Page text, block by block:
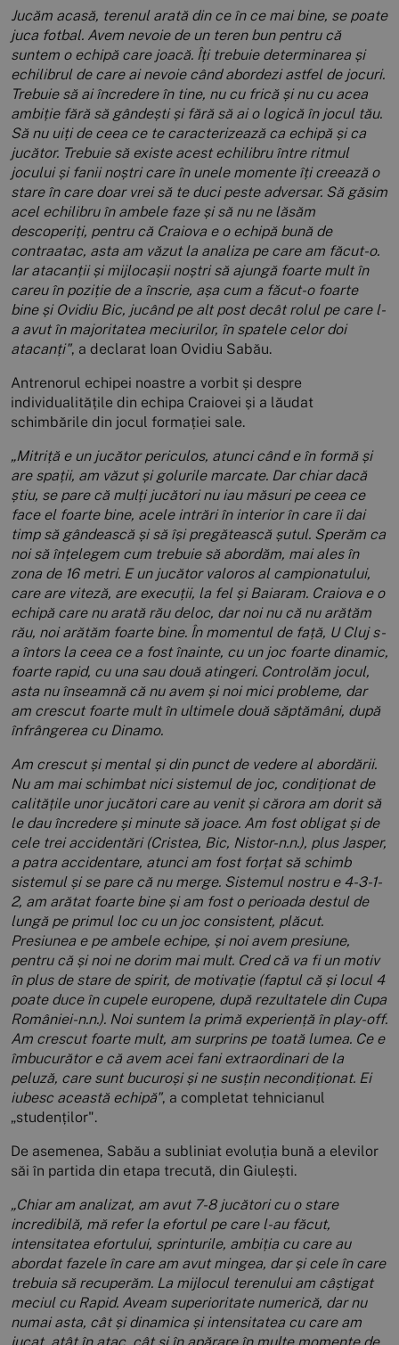
Jucăm acasă, terenul arată din ce în ce mai bine, se poate
juca fotbal. Avem nevoie de un teren bun pentru că
suntem o echipă care joacă. Îți trebuie determinarea și
echilibrul de care ai nevoie când abordezi astfel de jocuri.
Trebuie să ai încredere în tine, nu cu frică și nu cu acea
ambiție fără să gândești și fără să ai o logică în jocul tău.
Să nu uiți de ceea ce te caracterizează ca echipă și ca
jucător. Trebuie să existe acest echilibru între ritmul
jocului și fanii noștri care în unele momente îți creează o
stare în care doar vrei să te duci peste adversar. Să găsim
acel echilibru în ambele faze și să nu ne lăsăm
descoperiți, pentru că Craiova e o echipă bună de
contraatac, asta am văzut la analiza pe care am făcut-o.
Iar atacanții și mijlocașii noștri să ajungă foarte mult în
careu în poziție de a înscrie, așa cum a făcut-o foarte
bine și Ovidiu Bic, jucând pe alt post decât rolul pe care l-
a avut în majoritatea meciurilor, în spatele celor doi
atacanți", a declarat Ioan Ovidiu Sabău.
Antrenorul echipei noastre a vorbit și despre
individualitățile din echipa Craiovei și a lăudat
schimbările din jocul formației sale.
„Mitriță e un jucător periculos, atunci când e în formă și
are spații, am văzut și golurile marcate. Dar chiar dacă
știu, se pare că mulți jucători nu iau măsuri pe ceea ce
face el foarte bine, acele intrări în interior în care îi dai
timp să gândească și să își pregătească șutul. Sperăm ca
noi să înțelegem cum trebuie să abordăm, mai ales în
zona de 16 metri. E un jucător valoros al campionatului,
care are viteză, are execuții, la fel și Baiaram. Craiova e o
echipă care nu arată rău deloc, dar noi nu că nu arătăm
rău, noi arătăm foarte bine. În momentul de față, U Cluj s-
a întors la ceea ce a fost înainte, cu un joc foarte dinamic,
foarte rapid, cu una sau două atingeri. Controlăm jocul,
asta nu înseamnă că nu avem și noi mici probleme, dar
am crescut foarte mult în ultimele două săptămâni, după
înfrângerea cu Dinamo.
Am crescut și mental și din punct de vedere al abordării.
Nu am mai schimbat nici sistemul de joc, condiționat de
calitățile unor jucători care au venit și cărora am dorit să
le dau încredere și minute să joace. Am fost obligat și de
cele trei accidentări (Cristea, Bic, Nistor-n.n.), plus Jasper,
a patra accidentare, atunci am fost forțat să schimb
sistemul și se pare că nu merge. Sistemul nostru e 4-3-1-
2, am arătat foarte bine și am fost o perioada destul de
lungă pe primul loc cu un joc consistent, plăcut.
Presiunea e pe ambele echipe, și noi avem presiune,
pentru că și noi ne dorim mai mult. Cred că va fi un motiv
în plus de stare de spirit, de motivație (faptul că și locul 4
poate duce în cupele europene, după rezultatele din Cupa
României-n.n.). Noi suntem la primă experiență în play-off.
Am crescut foarte mult, am surprins pe toată lumea. Ce e
îmbucurător e că avem acei fani extraordinari de la
peluză, care sunt bucuroși și ne susțin necondiționat. Ei
iubesc această echipă", a completat tehnicianul
„studenților".
De asemenea, Sabău a subliniat evoluția bună a elevilor
săi în partida din etapa trecută, din Giulești.
„Chiar am analizat, am avut 7-8 jucători cu o stare
incredibilă, mă refer la efortul pe care l-au făcut,
intensitatea efortului, sprinturile, ambiția cu care au
abordat fazele în care am avut mingea, dar și cele în care
trebuia să recuperăm. La mijlocul terenului am câștigat
meciul cu Rapid. Aveam superioritate numerică, dar nu
numai asta, cât și dinamica și intensitatea cu care am